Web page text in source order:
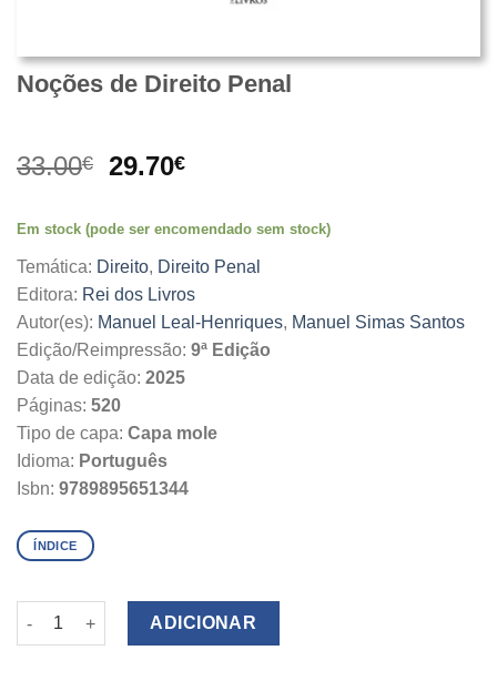
Noções de Direito Penal
33.00€
O
original
33.00€.
29.70€O
atual
29.70€.
Em stock (pode ser encomendado sem stock)
Temática: Direito, Direito Penal
Editora: Rei dos Livros
Autor(es): Manuel Leal-Henriques, Manuel Simas Santos
Edição/Reimpressão: 9ª Edição
Data de edição: 2025
Páginas: 520
Tipo de capa: Capa mole
Idioma: Português
Isbn: 9789895651344
ÍNDICE
Quantidade de Noções de Direito Penal
ADICIONAR